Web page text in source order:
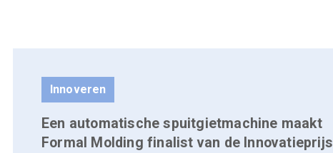
Innoveren
Een automatische spuitgietmachine maakt
Formal Molding finalist van de Innovatieprijs